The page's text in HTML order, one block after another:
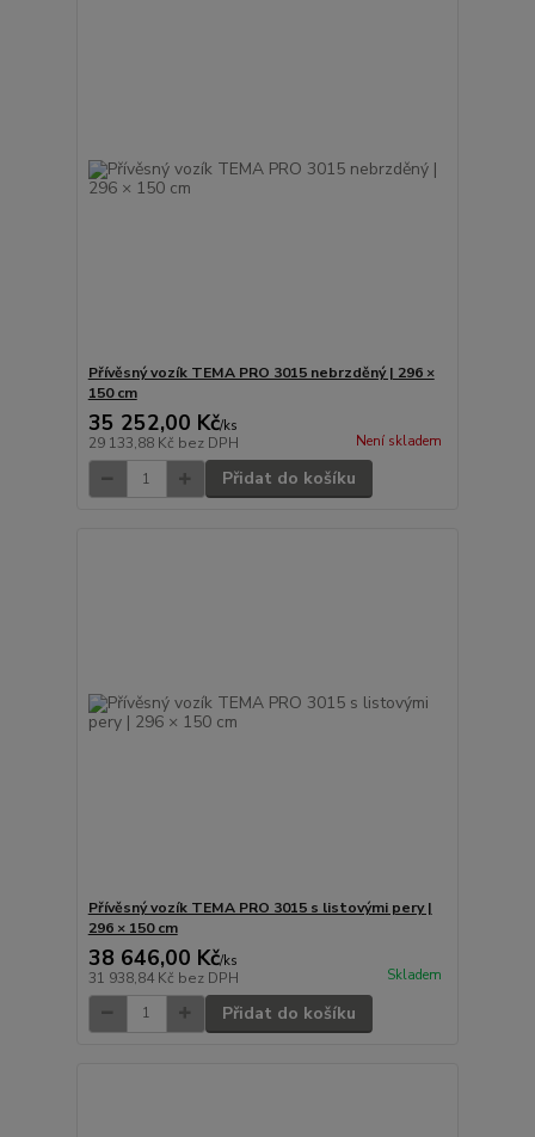
Přívěsný vozík TEMA PRO 3015 nebrzděný | 296 ×
150 cm
35 252,00 Kč/ks
29 133,88 Kč bez DPH Není skladem
Přidat do košíku
Přívěsný vozík TEMA PRO 3015 s listovými pery |
296 × 150 cm
38 646,00 Kč/ks
31 938,84 Kč bez DPH Skladem
Přidat do košíku